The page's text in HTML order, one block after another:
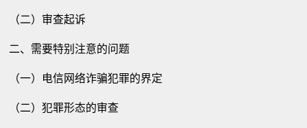
（二）审查起诉
二、需要特别注意的问题
（一）电信网络诈骗犯罪的界定
（二）犯罪形态的审查